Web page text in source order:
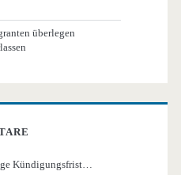
überlegen
Kündigungsfrist…